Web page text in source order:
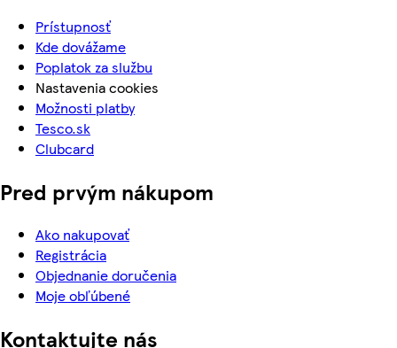
Prístupnosť
Kde dovážame
Poplatok za službu
Nastavenia cookies
Možnosti platby
Tesco.sk
Clubcard
Pred prvým nákupom
Ako nakupovať
Registrácia
Objednanie doručenia
Moje obľúbené
Kontaktujte nás